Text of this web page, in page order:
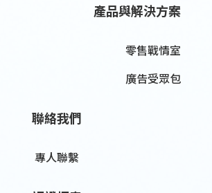
產品與解決方案
零售戰情室
廣告受眾包
聯絡我們
專人聯繫